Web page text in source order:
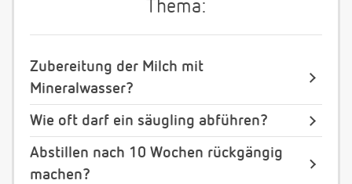
Thema:
Zubereitung der Milch mit
Mineralwasser?
Wie oft darf ein säugling abführen?
Abstillen nach 10 Wochen rückgängig
machen?